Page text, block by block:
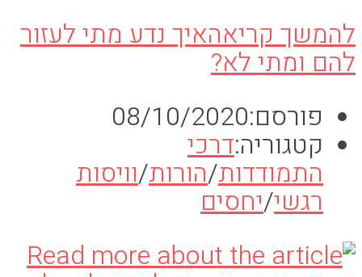
להמשך קריאהאיך נדע מתי לעזור
להם ומתי לא?
פורסם:08/10/2020
קטגוריה:דרכי
התמודדות/הורות/וויסות
רגשי/יחסים